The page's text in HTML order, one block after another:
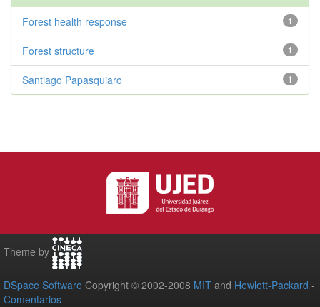
1
Forest health response
1
Forest structure
1
Santiago Papasquiaro
Theme by
DSpace Software Copyright © 2002-2008 MIT and Hewlett-Packard -
Comentarios